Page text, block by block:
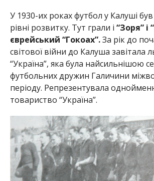
У 1930-их роках футбол у Калуші
рівні розвитку. Тут грали і “Зоря” і
єврейський “Гокоах”.За рік до
світової війни до Калуша завітала
“Україна”, яка була найсильнішою
футбольних дружин Галичини
періоду. Репрезентувала
товариство “Україна”.